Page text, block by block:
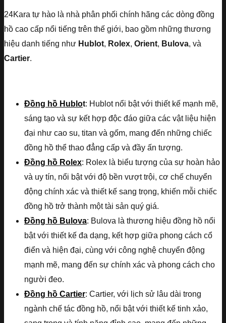
24Kara tự hào là nhà phân phối chính hãng các dòng đồng
hồ cao cấp nổi tiếng trên thế giới, bao gồm những thương
hiệu danh tiếng như Hublot, Rolex, Orient, Bulova, và
Cartier.
Đồng hồ Hublot: Hublot nổi bật với thiết kế mạnh mẽ,
sáng tạo và sự kết hợp độc đáo giữa các vật liệu hiện
đại như cao su, titan và gốm, mang đến những chiếc
đồng hồ thể thao đẳng cấp và đầy ấn tượng.
Đồng hồ Rolex: Rolex là biểu tượng của sự hoàn hảo
và uy tín, nổi bật với độ bền vượt trội, cơ chế chuyển
động chính xác và thiết kế sang trọng, khiến mỗi chiếc
đồng hồ trở thành một tài sản quý giá.
Đồng hồ Bulova: Bulova là thương hiệu đồng hồ nổi
bật với thiết kế đa dạng, kết hợp giữa phong cách cổ
điển và hiện đại, cùng với công nghệ chuyển động
mạnh mẽ, mang đến sự chính xác và phong cách cho
người đeo.
Đồng hồ Cartier: Cartier, với lịch sử lâu dài trong
ngành chế tác đồng hồ, nổi bật với thiết kế tinh xảo,